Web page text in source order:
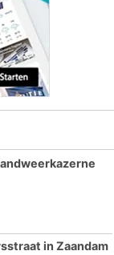
in Zaandam